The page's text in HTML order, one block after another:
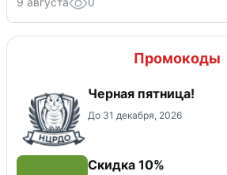
Промокоды
Черная пятница!
До 31 декабря, 2026
Скидка 10%